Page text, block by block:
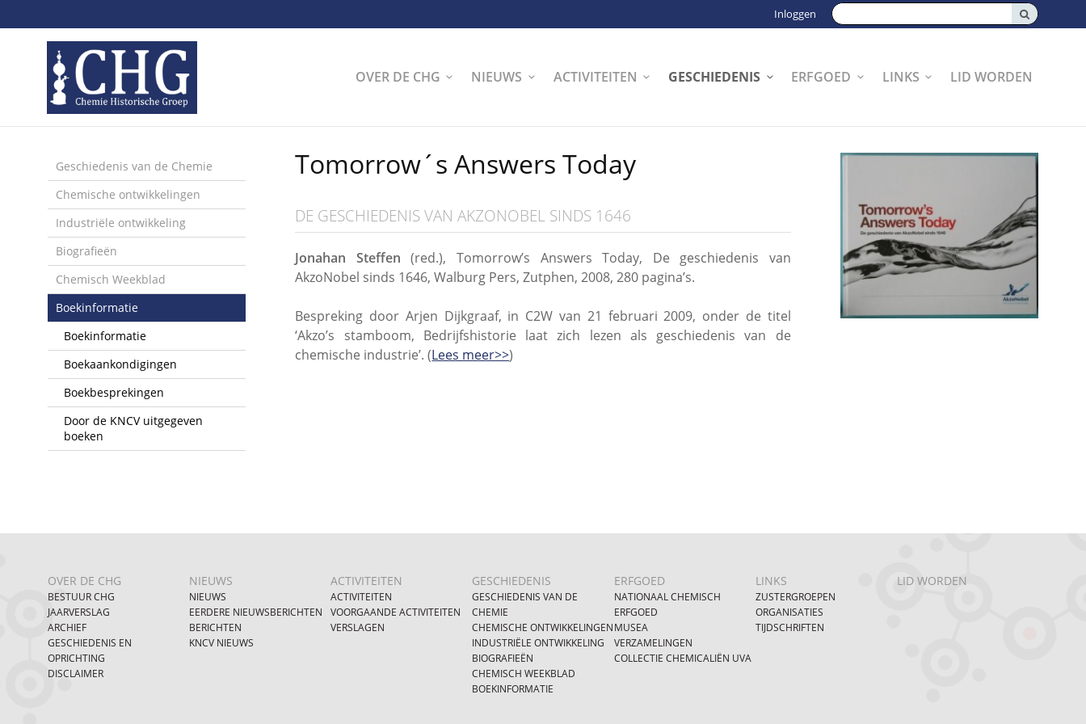
links
Spring
naar
de
inhoud
naar
het
menu
Zoeken:
Inloggen
OVER DE CHG NIEUWS ACTIVITEITEN GESCHIEDENIS ERFGOED LINKS LID WORDEN
Tomorrow´s Answers Today
DE GESCHIEDENIS VAN AKZONOBEL SINDS 1646
Jonahan Steffen (red.), Tomorrow’s Answers Today, De geschiedenis van
AkzoNobel sinds 1646, Walburg Pers, Zutphen, 2008, 280 pagina’s.
Bespreking door Arjen Dijkgraaf, in C2W van 21 februari 2009, onder de titel
‘Akzo’s stamboom, Bedrijfshistorie laat zich lezen als geschiedenis van de
chemische industrie’. (Lees meer>>)
Geschiedenis van de Chemie
Chemische ontwikkelingen
Industriële ontwikkeling
Biografieën
Chemisch Weekblad
Boekinformatie
Boekinformatie
Boekaankondigingen
Boekbesprekingen
Door de KNCV uitgegeven
boeken
OVER DE CHG
BESTUUR CHG
JAARVERSLAG
ARCHIEF
GESCHIEDENIS EN
OPRICHTING
DISCLAIMER
NIEUWS
NIEUWS
EERDERE NIEUWSBERICHTEN
BERICHTEN
KNCV NIEUWS
ACTIVITEITEN
ACTIVITEITEN
VOORGAANDE ACTIVITEITEN
VERSLAGEN
GESCHIEDENIS
GESCHIEDENIS VAN DE
CHEMIE
CHEMISCHE ONTWIKKELINGEN
INDUSTRIËLE ONTWIKKELING
BIOGRAFIEËN
CHEMISCH WEEKBLAD
BOEKINFORMATIE
ERFGOED
NATIONAAL CHEMISCH
ERFGOED
MUSEA
VERZAMELINGEN
COLLECTIE CHEMICALIËN UVA
LINKS
ZUSTERGROEPEN
ORGANISATIES
TIJDSCHRIFTEN
LID WORDEN